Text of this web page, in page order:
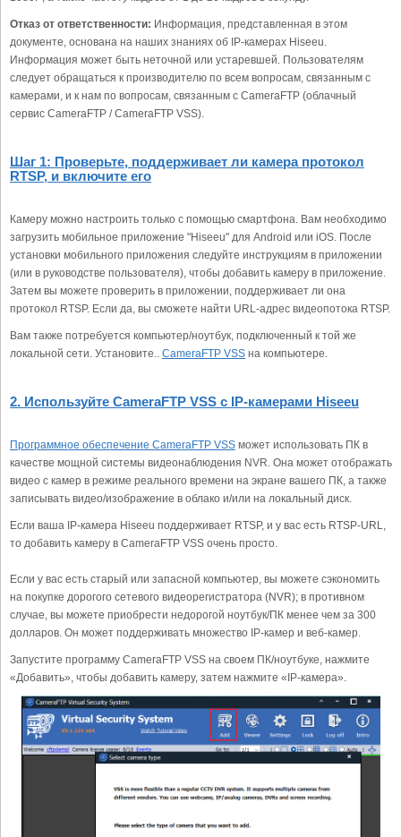
Отказ от ответственности: Информация, представленная в этом
документе, основана на наших знаниях об IP-камерах Hiseeu.
Информация может быть неточной или устаревшей. Пользователям
следует обращаться к производителю по всем вопросам, связанным с
камерами, и к нам по вопросам, связанным с CameraFTP (облачный
сервис CameraFTP / CameraFTP VSS).
Шаг 1: Проверьте, поддерживает ли камера протокол
RTSP, и включите его
Камеру можно настроить только с помощью смартфона. Вам необходимо
загрузить мобильное приложение "Hiseeu" для Android или iOS. После
установки мобильного приложения следуйте инструкциям в приложении
(или в руководстве пользователя), чтобы добавить камеру в приложение.
Затем вы можете проверить в приложении, поддерживает ли она
протокол RTSP. Если да, вы сможете найти URL-адрес видеопотока RTSP.
Вам также потребуется компьютер/ноутбук, подключенный к той же
локальной сети. Установите.. CameraFTP VSS на компьютере.
2. Используйте CameraFTP VSS с IP-камерами Hiseeu
Программное обеспечение CameraFTP VSS может использовать ПК в
качестве мощной системы видеонаблюдения NVR. Она может отображать
видео с камер в режиме реального времени на экране вашего ПК, а также
записывать видео/изображение в облако и/или на локальный диск.
Если ваша IP-камера Hiseeu поддерживает RTSP, и у вас есть RTSP-URL,
то добавить камеру в CameraFTP VSS очень просто.
Если у вас есть старый или запасной компьютер, вы можете сэкономить
на покупке дорогого сетевого видеорегистратора (NVR); в противном
случае, вы можете приобрести недорогой ноутбук/ПК менее чем за 300
долларов. Он может поддерживать множество IP-камер и веб-камер.
Запустите программу CameraFTP VSS на своем ПК/ноутбуке, нажмите
«Добавить», чтобы добавить камеру, затем нажмите «IP-камера».